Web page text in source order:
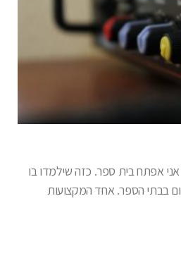
אני אפתח בית ספר. כזה שילמדו בו
בבתי הספר. אחד המקצועות